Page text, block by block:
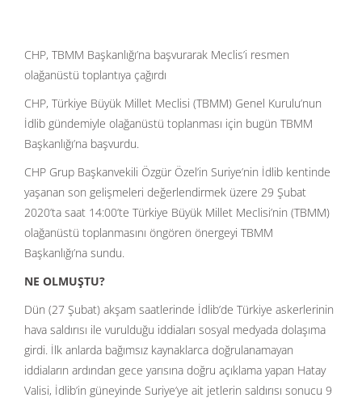
CHP, TBMM Başkanlığı’na başvurarak Meclis’i resmen
olağanüstü toplantıya çağırdı
CHP, Türkiye Büyük Millet Meclisi (TBMM) Genel Kurulu’nun
İdlib gündemiyle olağanüstü toplanması için bugün TBMM
Başkanlığı’na başvurdu.
CHP Grup Başkanvekili Özgür Özel’in Suriye’nin İdlib kentinde
yaşanan son gelişmeleri değerlendirmek üzere 29 Şubat
2020’ta saat 14:00’te Türkiye Büyük Millet Meclisi’nin (TBMM)
olağanüstü toplanmasını öngören önergeyi TBMM
Başkanlığı’na sundu.
NE OLMUŞTU?
Dün (27 Şubat) akşam saatlerinde İdlib’de Türkiye askerlerinin
hava saldırısı ile vurulduğu iddiaları sosyal medyada dolaşıma
girdi. İlk anlarda bağımsız kaynaklarca doğrulanamayan
iddiaların ardından gece yarısına doğru açıklama yapan Hatay
Valisi, İdlib’in güneyinde Suriye’ye ait jetlerin saldırısı sonucu 9